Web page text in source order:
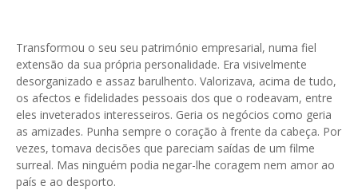
Transformou o seu seu património empresarial, numa fiel
extensão da sua própria personalidade. Era visivelmente
desorganizado e assaz barulhento. Valorizava, acima de tudo,
os afectos e fidelidades pessoais dos que o rodeavam, entre
eles inveterados interesseiros. Geria os negócios como geria
as amizades. Punha sempre o coração à frente da cabeça. Por
vezes, tomava decisões que pareciam saídas de um filme
surreal. Mas ninguém podia negar-lhe coragem nem amor ao
país e ao desporto.